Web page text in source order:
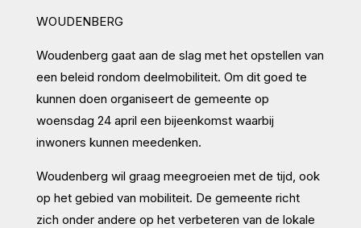
WOUDENBERG
Woudenberg gaat aan de slag met het opstellen van
een beleid rondom deelmobiliteit. Om dit goed te
kunnen doen organiseert de gemeente op
woensdag 24 april een bijeenkomst waarbij
inwoners kunnen meedenken.
Woudenberg wil graag meegroeien met de tijd, ook
op het gebied van mobiliteit. De gemeente richt
zich onder andere op het verbeteren van de lokale